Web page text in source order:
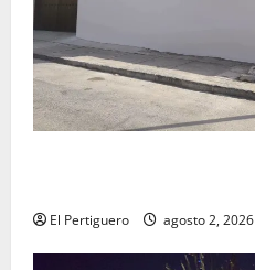
El Pertiguero agosto 2, 2026